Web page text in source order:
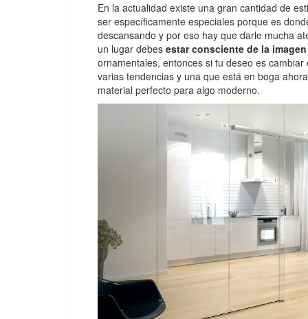
En la actualidad existe una gran cantidad de
ser específicamente especiales porque es
descansando y por eso hay que darle mucha
un lugar debes estar consciente de la
ornamentales, entonces si tu deseo es
varias tendencias y una que está en boga
material perfecto para algo moderno.